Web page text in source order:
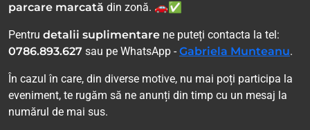
parcare marcată din zonă. 🚗✅
Pentru detalii suplimentare ne puteți contacta la tel:
0786.893.627 sau pe WhatsApp - Gabriela Munteanu.
În cazul în care, din diverse motive, nu mai poți participa la
eveniment, te rugăm să ne anunți din timp cu un mesaj la
numărul de mai sus.